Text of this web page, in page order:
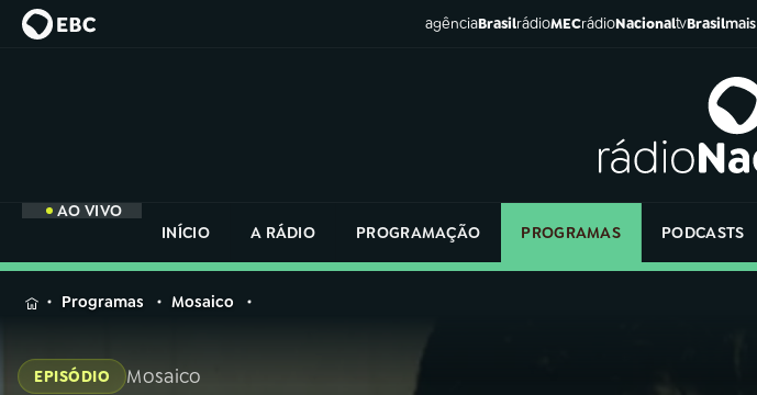
agênciaBrasilrádioMECrádioNacionaltvBrasilmais
AO VIVO
INÍCIO
A RÁDIO PROGRAMAÇÃO PROGRAMAS PODCASTS
MENU
na
Rádio
Programas Mosaico
EPISÓDIO Mosaico